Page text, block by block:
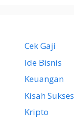
Cek Gaji
Ide Bisnis
Keuangan
Kisah Sukses
Kripto